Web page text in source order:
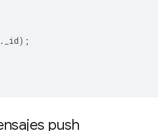
. _id);
push